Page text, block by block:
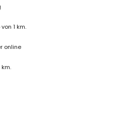
(> 100 Kilometer)
für Familien mit Kindern
im Mietpreis der Villa
Notdienst
1 km.
online